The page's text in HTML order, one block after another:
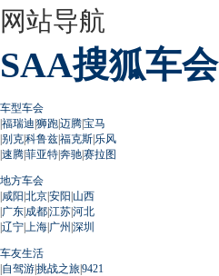
网站导航
SAA搜狐车会
车型车会
|福瑞迪|狮跑|迈腾|宝马
|别克|科鲁兹|福克斯|乐风
|速腾|菲亚特|奔驰|赛拉图
地方车会
|咸阳|北京|安阳|山西
|广东|成都|江苏|河北
|辽宁| 上海|广州 |深圳
车友生活
|自驾游|挑战之旅|9421